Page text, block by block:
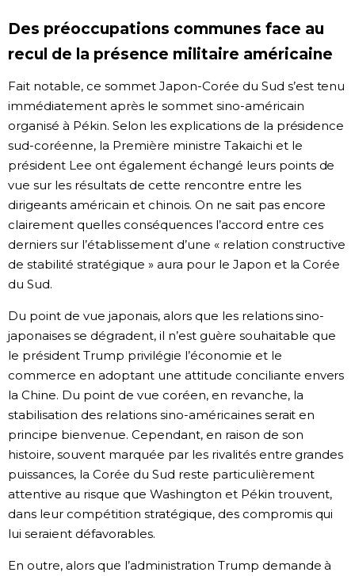
Des préoccupations communes face au
recul de la présence militaire américaine
Fait notable, ce sommet Japon-Corée du Sud s’est tenu
immédiatement après le sommet sino-américain
organisé à Pékin. Selon les explications de la présidence
sud-coréenne, la Première ministre Takaichi et le
président Lee ont également échangé leurs points de
vue sur les résultats de cette rencontre entre les
dirigeants américain et chinois. On ne sait pas encore
clairement quelles conséquences l’accord entre ces
derniers sur l’établissement d’une « relation constructive
de stabilité stratégique » aura pour le Japon et la Corée
du Sud.
Du point de vue japonais, alors que les relations sino-
japonaises se dégradent, il n’est guère souhaitable que
le président Trump privilégie l’économie et le
commerce en adoptant une attitude conciliante envers
la Chine. Du point de vue coréen, en revanche, la
stabilisation des relations sino-américaines serait en
principe bienvenue. Cependant, en raison de son
histoire, souvent marquée par les rivalités entre grandes
puissances, la Corée du Sud reste particulièrement
attentive au risque que Washington et Pékin trouvent,
dans leur compétition stratégique, des compromis qui
lui seraient défavorables.
En outre, alors que l’administration Trump demande à